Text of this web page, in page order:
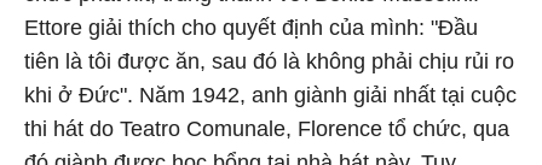
Ettore giải thích cho quyết định của mình: "Đầu
tiên là tôi được ăn, sau đó là không phải chịu rủi ro
khi ở Đức". Năm 1942, anh giành giải nhất tại cuộc
thi hát do Teatro Comunale, Florence tổ chức, qua